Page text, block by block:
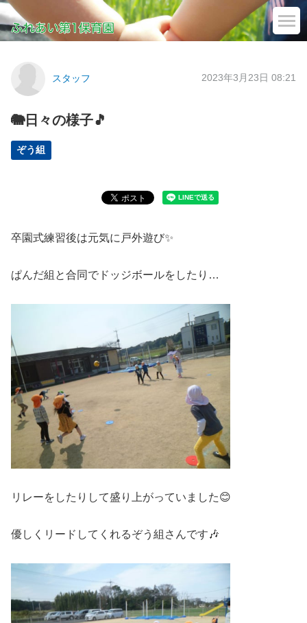
スタッフ 2023年3月23日 08:21
🐘日々の様子🎵
ぞう組
卒園式練習後は元気に戸外遊び✨
ぱんだ組と合同でドッジボールをしたり…
リレーをしたりして盛り上がっていました😊
優しくリードしてくれるぞう組さんです🎶